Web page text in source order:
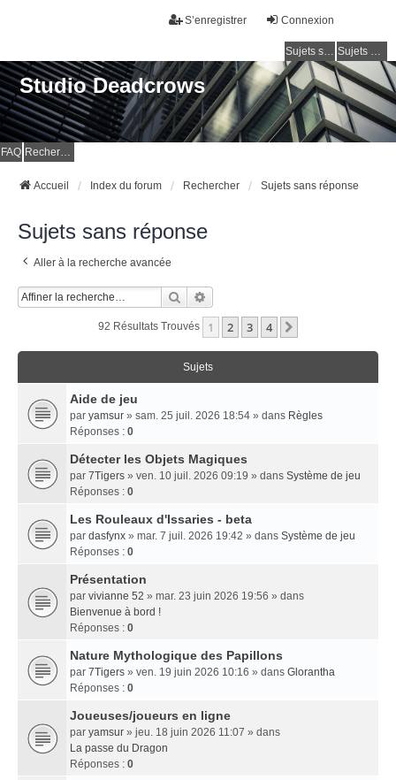
Connexion
S’enregistrer
Sujets sans réponse Sujets actifs
Studio Deadcrows
FAQ Rechercher
Accueil Index du forum Rechercher Sujets sans réponse
Sujets sans réponse
Aller à la recherche avancée
Rechercher
92 Résultats Trouvés 1 2 3 4
Sujets
Aide de jeu
par yamsur » sam. 25 juil. 2026 18:54 » dans Règles
Réponses : 0
Détecter les Objets Magiques
par 7Tigers » ven. 10 juil. 2026 09:19 » dans Système de jeu
Réponses : 0
Les Rouleaux d'Issaries - beta
par dasfynx » mar. 7 juil. 2026 19:42 » dans Système de jeu
Réponses : 0
Présentation
par vivianne 52 » mar. 23 juin 2026 19:56 » dans
Bienvenue à bord !
Réponses : 0
Nature Mythologique des Papillons
par 7Tigers » ven. 19 juin 2026 10:16 » dans Glorantha
Réponses : 0
Joueuses/joueurs en ligne
par yamsur » jeu. 18 juin 2026 11:07 » dans
La passe du Dragon
Réponses : 0